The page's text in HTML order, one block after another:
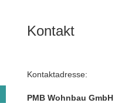
Kontakt
Kontaktadresse:
PMB Wohnbau GmbH